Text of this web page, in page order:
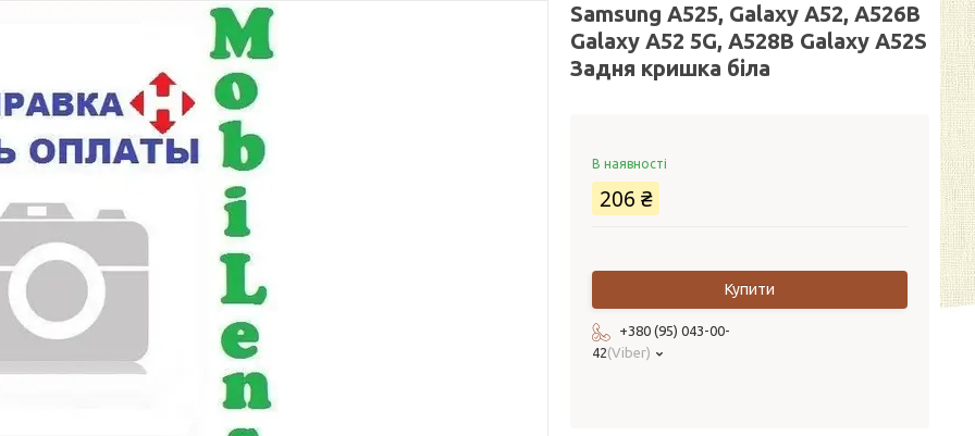
Samsung A525, Galaxy A52, A526B
Galaxy A52 5G, A528B Galaxy A52S
Задня кришка біла
В наявності
206 ₴
Купити
+380 (95) 043-00-
42 Viber